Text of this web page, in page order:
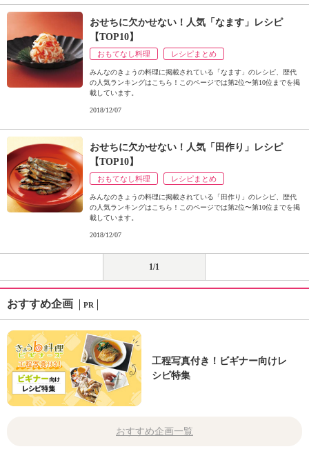
おせちに欠かせない！人気「なます」レシピ
【TOP10】
おもてなし料理 レシピまとめ
みんなのきょうの料理に掲載されている「なます」のレシピ、歴代
の人気ランキングはこちら！このページでは第2位〜第10位までを掲
載しています。
2018/12/07
おせちに欠かせない！人気「田作り」レシピ
【TOP10】
おもてなし料理 レシピまとめ
みんなのきょうの料理に掲載されている「田作り」のレシピ、歴代
の人気ランキングはこちら！このページでは第2位〜第10位までを掲
載しています。
2018/12/07
1/1
おすすめ企画 PR
工程写真付き！ビギナー向けレ
シピ特集
おすすめ企画一覧